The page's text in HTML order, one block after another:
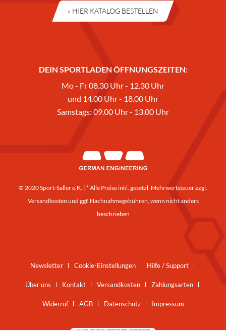
» HIER KATALOG BESTELLEN
DEIN SPORTLADEN ÖFFNUNGSZEITEN:
Mo - Fr 08.30 Uhr - 12.30 Uhr
und 14.00 Uhr - 18.00 Uhr
Samstags: 09.00 Uhr - 13.00 Uhr
© 2020 Sport-Saller e.K. | * Alle Preise inkl. gesetzl. Mehrwertsteuer zzgl.
Versandkosten und ggf. Nachnahmegebühren, wenn nicht anders
beschrieben
Newsletter Cookie-Einstellungen Hilfe / Support
Über uns Kontakt Versandkosten Zahlungsarten
Widerruf AGB Datenschutz Impressum